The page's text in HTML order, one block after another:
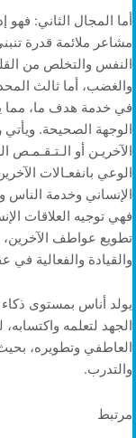
أما المجال الثاني:
مشاعر ملائمة قدرة
النفس والتخلص من
والغضب، أما ثالث
في خدمة هدف ما، مما
الوجهة الصحيحة.
الآخريـن أو
الوعي بانفعـالات
الإنساني وخدمة
فهي توجيه العلاقات
تطويع عواطف الآخرين،
والقيادة والفعالية في
يولد أناس بمستوى
الجهد لتعلمه
العاطفي وتطويره،
والتدرب.
مرتبط